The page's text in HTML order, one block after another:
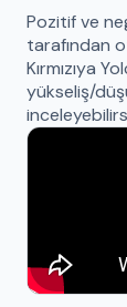
Pozitif ve
tarafından
Kırmızıya
yükseliş/